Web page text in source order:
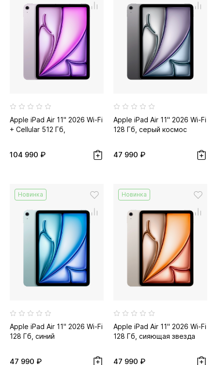
Apple iPad Air 11" 2026 Wi-Fi
+ Cellular 512 Гб,
104 990 ₽
Apple iPad Air 11" 2026 Wi-Fi
128 Гб, серый космос
47 990 ₽
Новинка
Apple iPad Air 11" 2026 Wi-Fi
128 Гб, синий
47 990 ₽
Новинка
Apple iPad Air 11" 2026 Wi-Fi
128 Гб, сияющая звезда
47 990 ₽